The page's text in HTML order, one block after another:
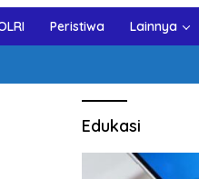
Peristiwa Lainnya
Edukasi